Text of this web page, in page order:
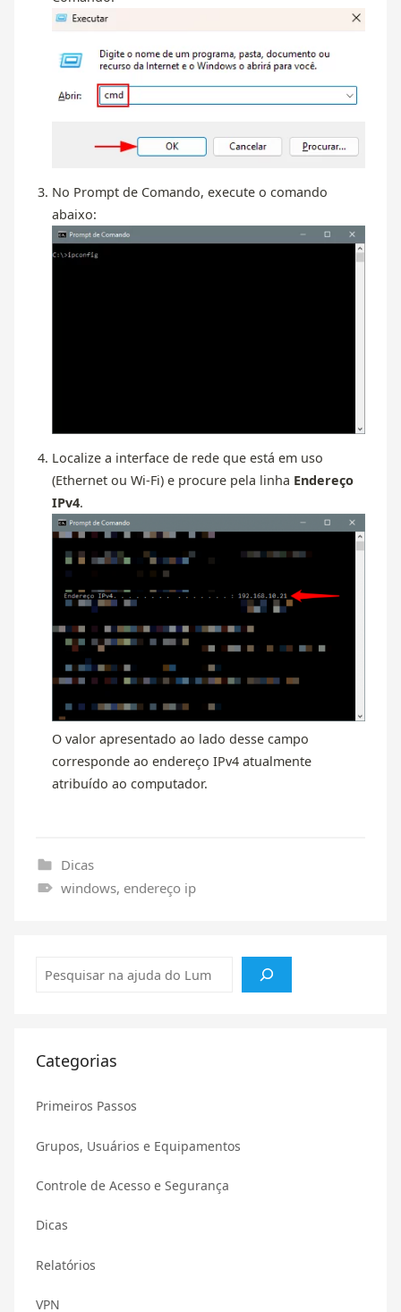
No Prompt de Comando, execute o comando
abaixo:
Localize a interface de rede que está em uso
(Ethernet ou Wi-Fi) e procure pela linha Endereço
IPv4.
O valor apresentado ao lado desse campo
corresponde ao endereço IPv4 atualmente
atribuído ao computador.
Dicas
windows, endereço ip
Pesquisar
Categorias
Primeiros Passos
Grupos, Usuários e Equipamentos
Controle de Acesso e Segurança
Dicas
Relatórios
VPN